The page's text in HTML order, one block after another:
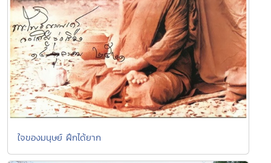
ใจของมนุษย์ ฝึกได้ยาก